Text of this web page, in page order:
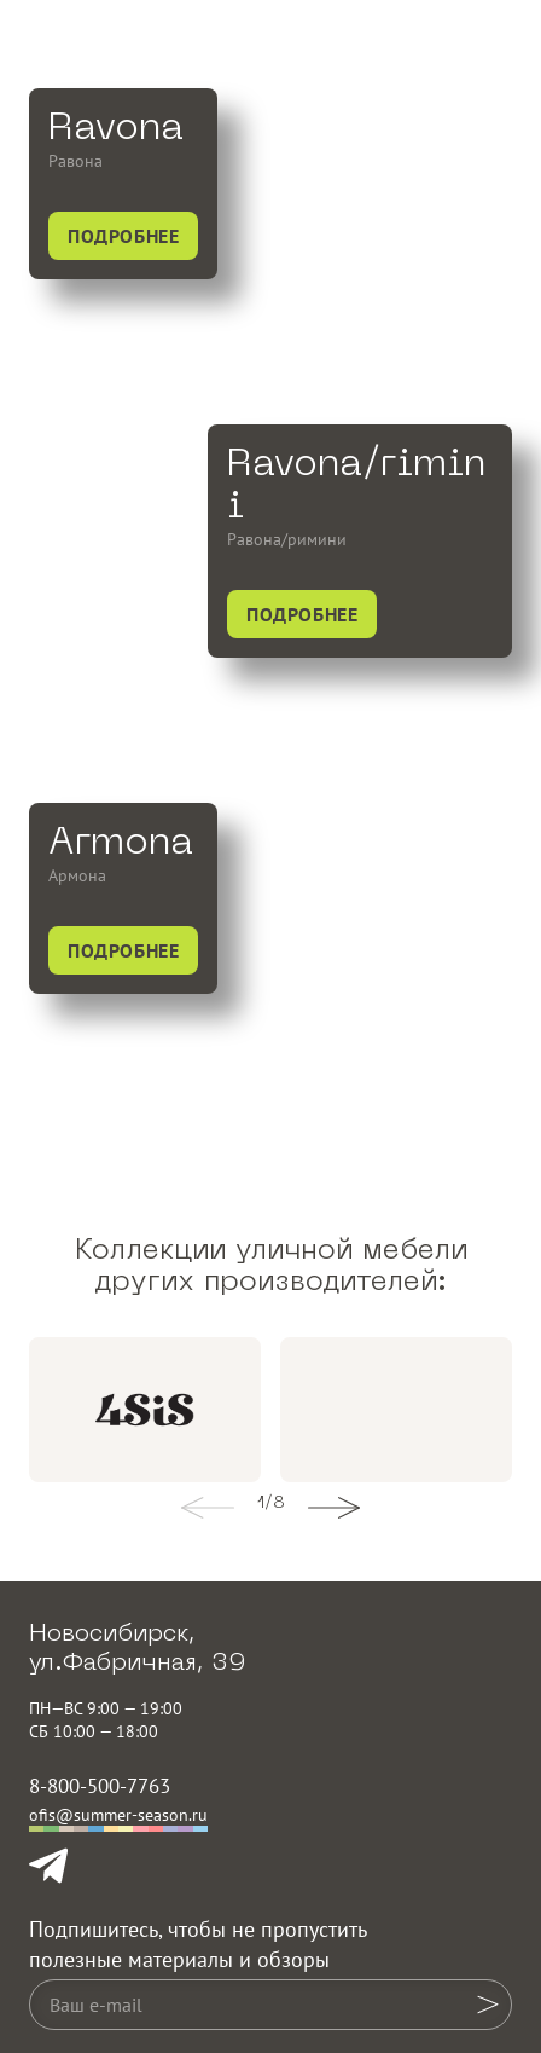
Ravona
Равона
ПОДРОБНЕЕ
Ravona/rimin
i
Равона/римини
ПОДРОБНЕЕ
Armona
Армона
ПОДРОБНЕЕ
Коллекции уличной мебели
других производителей:
1 / 8
Новосибирск,
ул.Фабричная, 39
ПН—ВС 9:00 — 19:00
СБ 10:00 — 18:00
8-800-500-7763
ofis@summer-season.ru
Подпишитесь, чтобы не пропустить
полезные материалы и обзоры